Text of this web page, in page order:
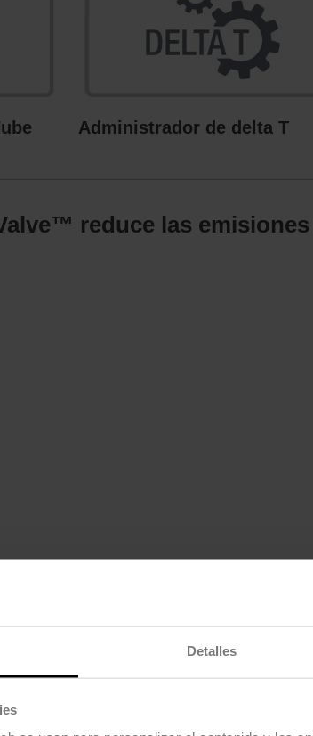
Detalles
Administrador de delta T
reduce las